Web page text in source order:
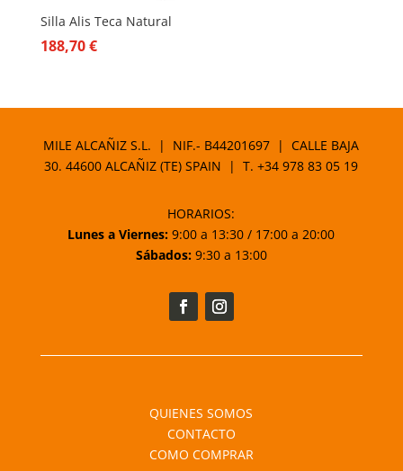
Silla Alis Teca Natural
188,70€
MILE ALCAÑIZ S.L. | NIF.- B44201697 | CALLE BAJA
30. 44600 ALCAÑIZ (TE) SPAIN | T.+34 978 83 05 19
HORARIOS:
Lunes a Viernes: 9:00 a 13:30 / 17:00 a 20:00
Sábados:9:30 a 13:00
QUIENES SOMOS
CONTACTO
COMO COMPRAR